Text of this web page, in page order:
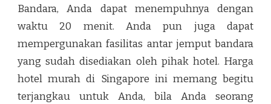
Bandara, Anda dapat menempuhnya dengan
waktu 20 menit. Anda pun juga dapat
mempergunakan fasilitas antar jemput bandara
yang sudah disediakan oleh pihak hotel. Harga
hotel murah di Singapore ini memang begitu
terjangkau untuk Anda, bila Anda seorang